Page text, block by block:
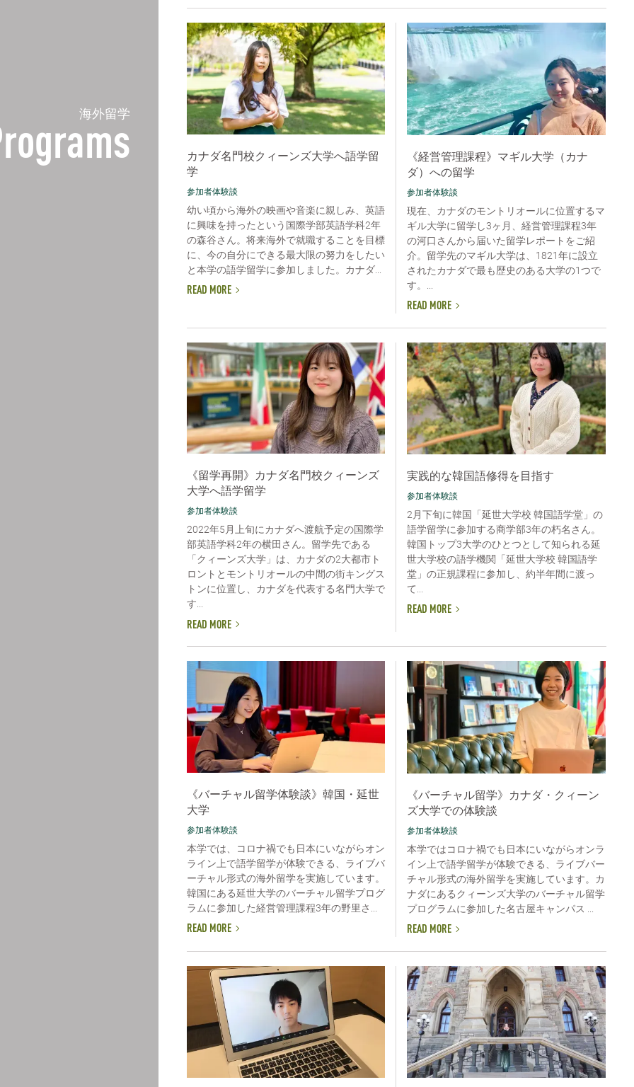
海外留学
カナダ名門校クィーンズ大学へ語学留
学
参加者体験談
幼い頃から海外の映画や音楽に親しみ、英語
に興味を持ったという国際学部英語学科2年
の森谷さん。将来海外で就職することを目標
に、今の自分にできる最大限の努力をしたい
と本学の語学留学に参加しました。カナダ...
READ MORE
《経営管理課程》マギル大学（カナ
ダ）への留学
参加者体験談
現在、カナダのモントリオールに位置するマ
ギル大学に留学し3ヶ月、経営管理課程3年
の河口さんから届いた留学レポートをご紹
介。留学先のマギル大学は、1821年に設立
されたカナダで最も歴史のある大学の1つで
す。...
READ MORE
《留学再開》カナダ名門校クィーンズ
大学へ語学留学
参加者体験談
2022年5月上旬にカナダへ渡航予定の国際学
部英語学科2年の横田さん。留学先である
「クィーンズ大学」は、カナダの2大都市ト
ロントとモントリオールの中間の街キングス
トンに位置し、カナダを代表する名門大学で
す...
READ MORE
実践的な韓国語修得を目指す
参加者体験談
2月下旬に韓国「延世大学校 韓国語学堂」の
語学留学に参加する商学部3年の朽名さん。
韓国トップ3大学のひとつとして知られる延
世大学校の語学機関「延世大学校 韓国語学
堂」の正規課程に参加し、約半年間に渡っ
て...
READ MORE
《バーチャル留学体験談》韓国・延世
大学
参加者体験談
本学では、コロナ禍でも日本にいながらオン
ライン上で語学留学が体験できる、ライブバ
ーチャル形式の海外留学を実施しています。
韓国にある延世大学のバーチャル留学プログ
ラムに参加した経営管理課程3年の野里さ...
READ MORE
《バーチャル留学》カナダ・クィーン
ズ大学での体験談
参加者体験談
本学ではコロナ禍でも日本にいながらオンラ
イン上で語学留学が体験できる、ライブバー
チャル形式の海外留学を実施しています。カ
ナダにあるクィーンズ大学のバーチャル留学
プログラムに参加した名古屋キャンパス ...
READ MORE